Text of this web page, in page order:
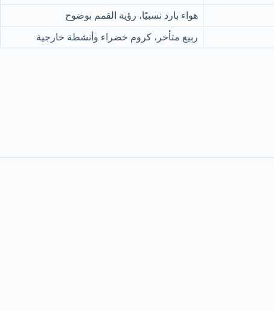
هواء بارد نسبيًا، رؤية القمم بوضوح
ربيع متأخر، كروم خضراء وأنشطة خارجية